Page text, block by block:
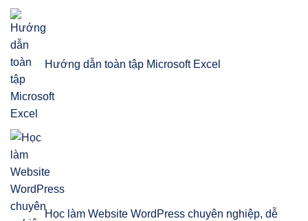
Hướng dẫn toàn tập Microsoft Excel
Học làm Website WordPress chuyên nghiệp, dễ